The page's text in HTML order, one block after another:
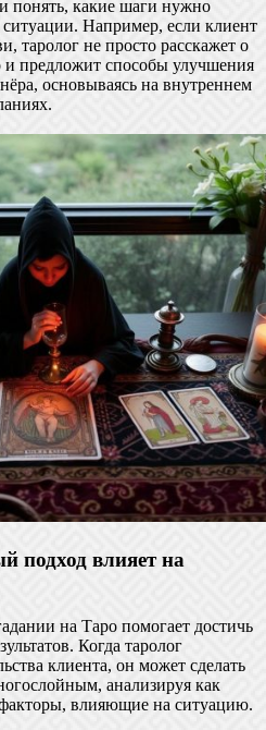
понять, какие шаги нужно
Например, если клиент
таролог не просто расскажет о
и предложит способы улучшения
основываясь на внутреннем
подход влияет на
на Таро помогает достичь
Когда таролог
клиента, он может сделать
анализируя как
влияющие на ситуацию.